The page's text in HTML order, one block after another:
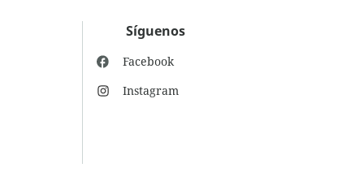
Síguenos
Facebook
Instagram